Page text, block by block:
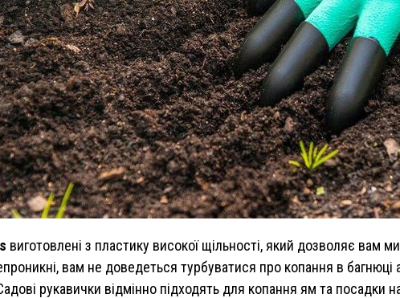
виготовлені з пластику високої щільності, який дозволяє вам
вам не доведеться турбуватися про копання в
рукавички відмінно підходять для копання ям та посадки